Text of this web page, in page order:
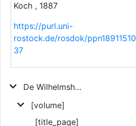
Koch , 1887
https://purl.uni-
rostock.de/rosdok/ppn18911510
37
De Wilhelmshäger Kösterlüd'
[volume]
[title_page]